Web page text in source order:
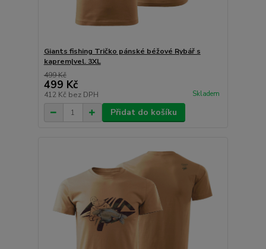
Giants fishing Tričko pánské béžové Rybář s
kaprem|vel. 3XL
499 Kč
499 Kč
412 Kč bez DPH Skladem
Přidat do košíku